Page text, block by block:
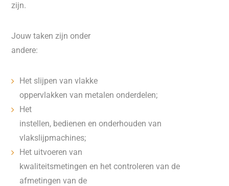
zijn.
Jouw taken zijn onder
andere:
Het slijpen van vlakke
oppervlakken van metalen onderdelen;
Het
instellen, bedienen en onderhouden van
vlakslijpmachines;
Het uitvoeren van
kwaliteitsmetingen en het controleren van de
afmetingen van de